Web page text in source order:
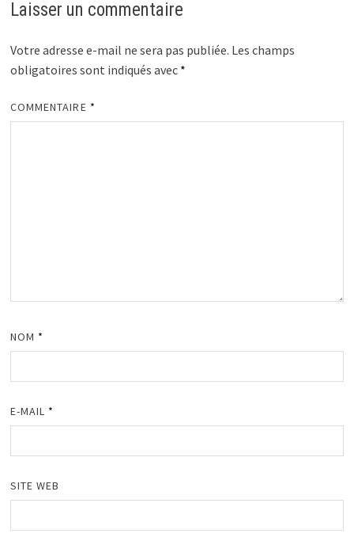
Laisser un commentaire
Votre adresse e-mail ne sera pas publiée. Les champs
obligatoires sont indiqués avec *
COMMENTAIRE *
NOM *
E-MAIL *
SITE WEB